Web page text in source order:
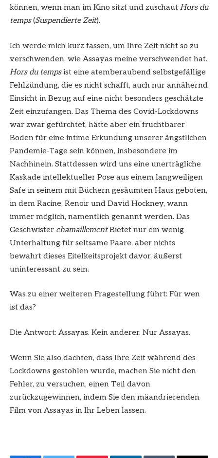
können, wenn man im Kino sitzt und zuschaut Hors du
temps(Suspendierte Zeit).
Ich werde mich kurz fassen, um Ihre Zeit nicht so zu
verschwenden, wie Assayas meine verschwendet hat.
Hors du tempsist eine atemberaubend selbstgefällige
Fehlzündung, die es nicht schafft, auch nur annähernd
Einsicht in Bezug auf eine nicht besonders geschätzte
Zeit einzufangen. Das Thema des Covid-Lockdowns
war zwar gefürchtet, hätte aber ein fruchtbarer
Boden für eine intime Erkundung unserer ängstlichen
Pandemie-Tage sein können, insbesondere im
Nachhinein. Stattdessen wird uns eine unerträgliche
Kaskade intellektueller Pose aus einem langweiligen
Safe in seinem mit Büchern gesäumten Haus geboten,
in dem Racine, Renoir und David Hockney, wann
immer möglich, namentlich genannt werden. Das
Geschwister chamaillementBietet nur ein wenig
Unterhaltung für seltsame Paare, aber nichts
bewahrt dieses Eitelkeitsprojekt davor, äußerst
uninteressant zu sein.
Was zu einer weiteren Fragestellung führt: Für wen
ist das?
Die Antwort: Assayas. Kein anderer. Nur Assayas.
Wenn Sie also dachten, dass Ihre Zeit während des
Lockdowns gestohlen wurde, machen Sie nicht den
Fehler, zu versuchen, einen Teil davon
zurückzugewinnen, indem Sie den mäandrierenden
Film von Assayas in Ihr Leben lassen.